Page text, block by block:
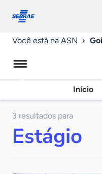
conosco
Você está na ASN
Início
3 resultados para
Estágio